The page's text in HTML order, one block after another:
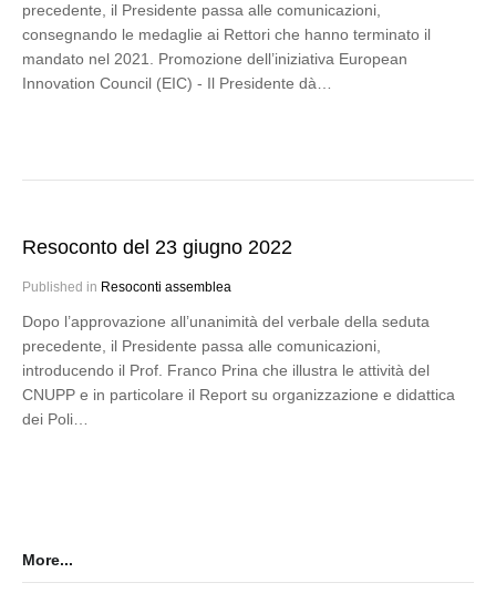
precedente, il Presidente passa alle comunicazioni,
consegnando le medaglie ai Rettori che hanno terminato il
mandato nel 2021. Promozione dell’iniziativa European
Innovation Council (EIC) - Il Presidente dà…
Resoconto del 23 giugno 2022
Published in Resoconti assemblea
Dopo l’approvazione all’unanimità del verbale della seduta
precedente, il Presidente passa alle comunicazioni,
introducendo il Prof. Franco Prina che illustra le attività del
CNUPP e in particolare il Report su organizzazione e didattica
dei Poli…
More...